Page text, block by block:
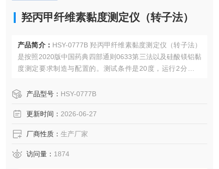
羟丙甲纤维素黏度测定仪（转子法）
产品简介： HSY-0777B 羟丙甲纤维素黏度测定仪（转子法）
是按照2020版中国药典四部通则0633第三法以及硅酸镁铝黏
度测定要求制造与配置的。测试条件是20度，运行2分钟读
产品型号： HSY-0777B
更新时间： 2026-06-27
厂商性质： 生产厂家
访问量： 1874